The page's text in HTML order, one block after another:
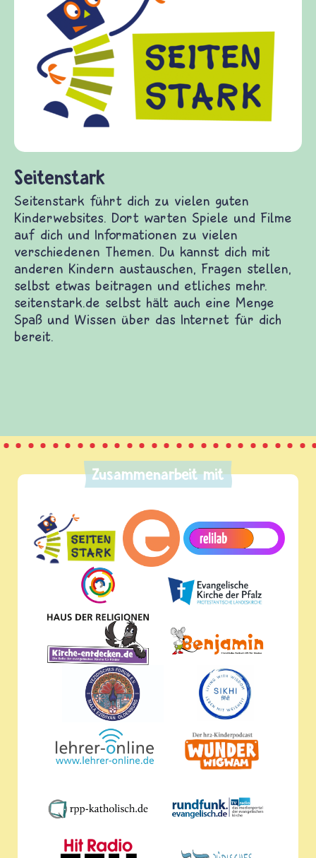
Dort warten Spiele und Filme auf
Themen. Du kannst dich mit anderen
etwas beitragen und etliches mehr.
Frieden Fragen
frieden-fragen.de ist ein Internet-Angebot
Kinder, Eltern und ErzieherInnen das zu
Fragen von Krieg und Frieden, Streit und
Gewalt informiert und einen Austausch zu
diesem Themenbereich ermöglicht. frieden-
fragen.de bietet Antworten auf wichtige
und Frieden, Streit und Gewalt.
Zusammenarbeit mit